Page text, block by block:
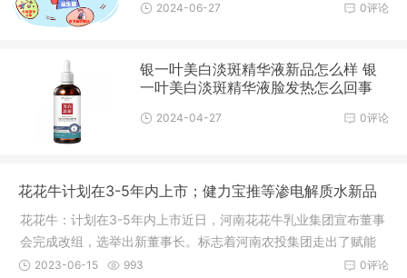
0评论
2024-06-27
银一叶美白淡斑精华液新品怎么样 银
一叶美白淡斑精华液脸发热怎么回事
0评论
2024-04-27
花花牛计划在3-5年内上市；健力宝推等渗电解质水新品
花花牛：计划在3-5年内上市近日，河南花花牛乳业集团宣布董事
会完成改组，选举出新董事长。标志着河南农投集团走出了赋能
企业和推进河南奶业振兴的关键一步，花花牛正式实现国有化回
0评论
2023-06-15 993